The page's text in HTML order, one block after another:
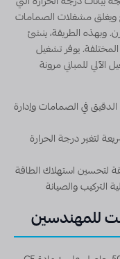
ويغلق مشغلات الصمامات
وبهذه الطريقة، ينشئ
يوفر تشغيل
للمباني مرونة
في الصمامات وإدارة
لتغير درجة الحرارة
لتحسين استهلاك الطاقة
للمهندسين